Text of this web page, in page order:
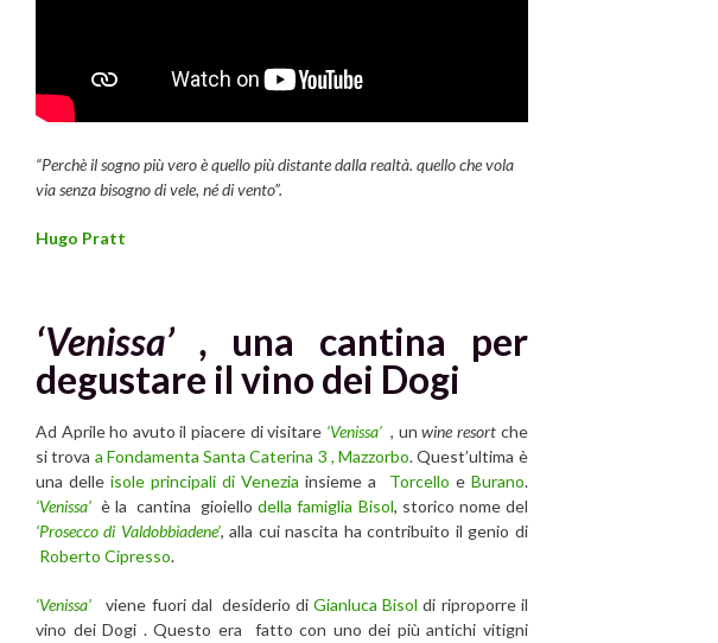
“Perchè il sogno più vero è quello più distante dalla realtà. quello che vola
via senza bisogno di vele, né di vento”.
Hugo Pratt
‘Venissa’ , una cantina per
degustare il vino dei Dogi
Ad Aprile ho avuto il piacere di visitare ‘Venissa’ , unwine resort che
si trova a Fondamenta Santa Caterina 3 , Mazzorbo. Quest’ultima è
una delleisole principali di Veneziainsieme a Torcello eBurano.
‘Venissa’ è la cantina gioiellodella famiglia Bisol, storico nome del
‘Prosecco di Valdobbiadene’, alla cui nascita ha contribuito il genio di
Roberto Cipresso.
‘Venissa’ viene fuori dal desiderio diGianluca Bisol di riproporre il
vino dei Dogi . Questo era fatto con uno dei più antichi vitigni